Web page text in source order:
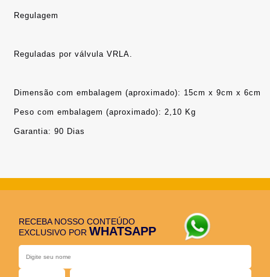
Reguladas por válvula VRLA.
Dimensão com embalagem (aproximado): 15cm x 9cm x 6cm
Peso com embalagem (aproximado): 2,10 Kg
Garantia: 90 Dias
RECEBA NOSSO CONTEÚDO
EXCLUSIVO PORWHATSAPP